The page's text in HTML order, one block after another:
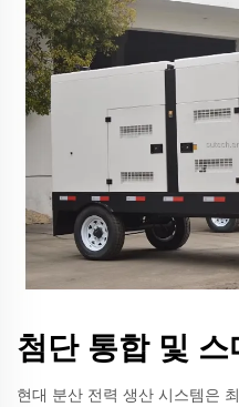
첨단 통합 및 스
현대 분산 전력 생산 시스템은